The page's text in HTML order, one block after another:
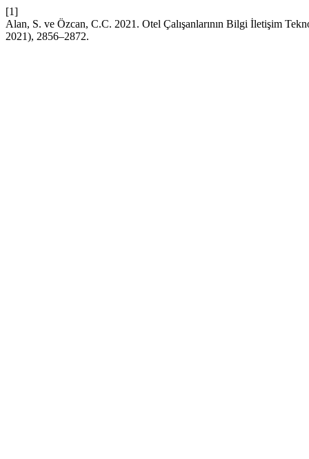
[1]
Alan, S. ve Özcan, C.C. 2021. Otel Çalışanlarının Bilgi İletişim
2021), 2856–2872.